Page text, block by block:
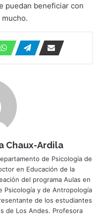
puedan beneficiar con
Chaux-Ardila
de Psicología de
en Educación de la
del programa Aulas en
Psicología y de Antropología
de los estudiantes
de Los Andes. Profesora